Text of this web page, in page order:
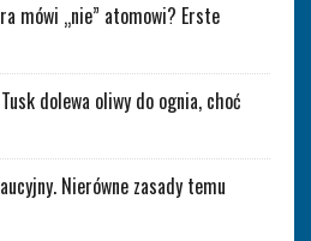
mówi „nie” atomowi? Erste
dolewa oliwy do ognia, choć
Nierówne zasady temu